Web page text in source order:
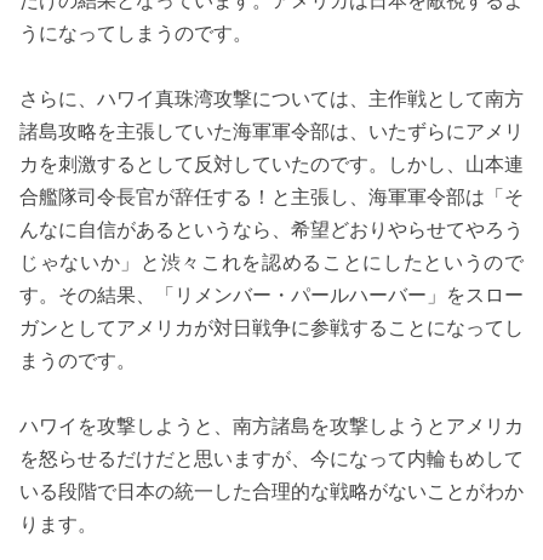
うになってしまうのです。
さらに、ハワイ真珠湾攻撃については、主作戦として南方
諸島攻略を主張していた海軍軍令部は、いたずらにアメリ
カを刺激するとして反対していたのです。しかし、山本連
合艦隊司令長官が辞任する！と主張し、海軍軍令部は「そ
んなに自信があるというなら、希望どおりやらせてやろう
じゃないか」と渋々これを認めることにしたというので
す。その結果、「リメンバー・パールハーバー」をスロー
ガンとしてアメリカが対日戦争に参戦することになってし
まうのです。
ハワイを攻撃しようと、南方諸島を攻撃しようとアメリカ
を怒らせるだけだと思いますが、今になって内輪もめして
いる段階で日本の統一した合理的な戦略がないことがわか
ります。